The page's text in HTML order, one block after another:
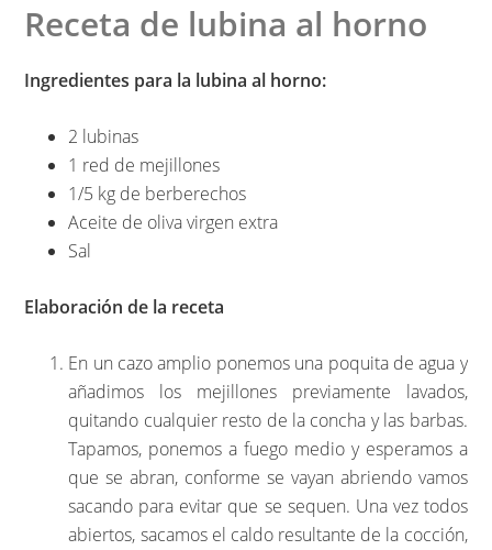
Receta de lubina al horno
Ingredientes para la lubina al horno:
2 lubinas
1 red de mejillones
1/5 kg de berberechos
Aceite de oliva virgen extra
Sal
Elaboración de la receta
En un cazo amplio ponemos una poquita de agua y
añadimos los mejillones previamente lavados,
quitando cualquier resto de la concha y las barbas.
Tapamos, ponemos a fuego medio y esperamos a
que se abran, conforme se vayan abriendo vamos
sacando para evitar que se sequen. Una vez todos
abiertos, sacamos el caldo resultante de la cocción,